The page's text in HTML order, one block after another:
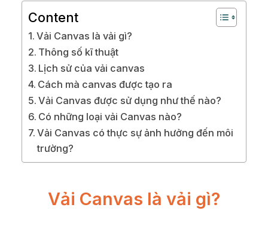
Content
Vải Canvas là vải gì?
Thông số kĩ thuật
Lịch sử của vải canvas
Cách mà canvas được tạo ra
Vải Canvas được sử dụng như thế nào?
Có những loại vải Canvas nào?
Vải Canvas có thực sự ảnh hưởng đến môi
trường?
Vải Canvas là vải gì?